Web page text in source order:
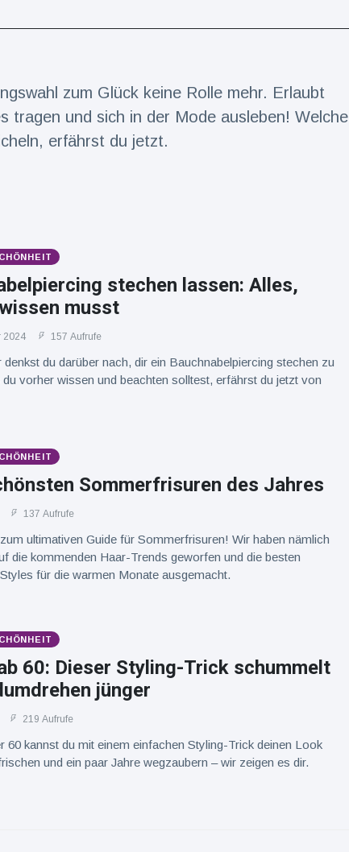
zum Glück keine Rolle mehr. Erlaubt
tragen und sich in der Mode ausleben! Welche
erfährst du jetzt.
stechen lassen: Alles,
musst
2024 157 Aufrufe
denkst du darüber nach, dir ein Bauchnabelpiercing stechen zu
vorher wissen und beachten solltest, erfährst du jetzt von
Sommerfrisuren des Jahres
137 Aufrufe
ultimativen Guide für Sommerfrisuren! Wir haben nämlich
die kommenden Haar-Trends geworfen und die besten
für die warmen Monate ausgemacht.
60: Dieser Styling-Trick schummelt
jünger
219 Aufrufe
60 kannst du mit einem einfachen Styling-Trick deinen Look
und ein paar Jahre wegzaubern – wir zeigen es dir.